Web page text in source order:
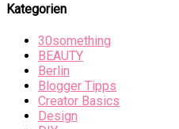
Kategorien
30something
BEAUTY
Berlin
Blogger Tipps
Creator Basics
Design